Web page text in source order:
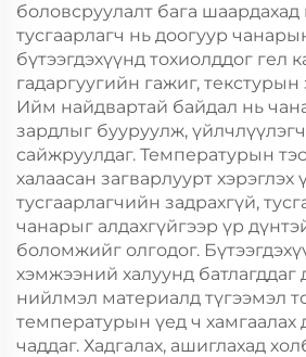
боловсруулалт бага шаардахад
тусгаарлагч нь доогуур
бүтээгдэхүүнд тохиолддог гел
гадаргуугийн гажиг, текстурын
Ийм найдвартай байдал нь
зардлыг бууруулж,
сайжруулдаг. Температурын
халаасан загварлуурт хэрэглэх
тусгаарлагчийн задрахгүй,
чанарыг алдахгүйгээр үр
боломжийг олгодог.
хэмжээний халуунд батлагддаг
нийлмэл материалд түгээмэл
температурын үед ч хамгаалах
чаддаг. Хадгалах, ашиглахад